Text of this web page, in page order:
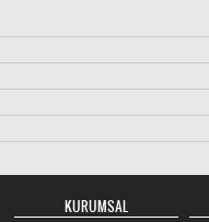
KURUMSAL